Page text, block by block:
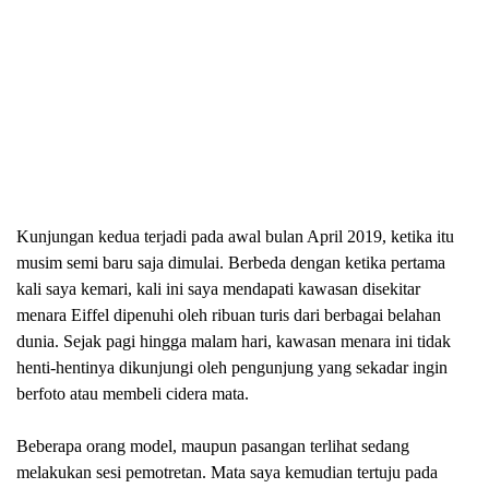
Kunjungan kedua terjadi pada awal bulan April 2019, ketika itu
musim semi baru saja dimulai. Berbeda dengan ketika pertama
kali saya kemari, kali ini saya mendapati kawasan disekitar
menara Eiffel dipenuhi oleh ribuan turis dari berbagai belahan
dunia. Sejak pagi hingga malam hari, kawasan menara ini tidak
henti-hentinya dikunjungi oleh pengunjung yang sekadar ingin
berfoto atau membeli cidera mata.
Beberapa orang model, maupun pasangan terlihat sedang
melakukan sesi pemotretan. Mata saya kemudian tertuju pada